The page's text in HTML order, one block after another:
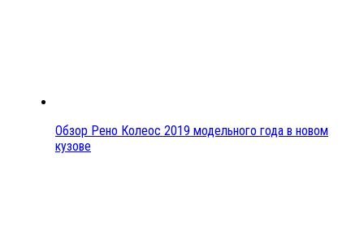
Обзор Рено Колеос 2019 модельного года в новом
кузове